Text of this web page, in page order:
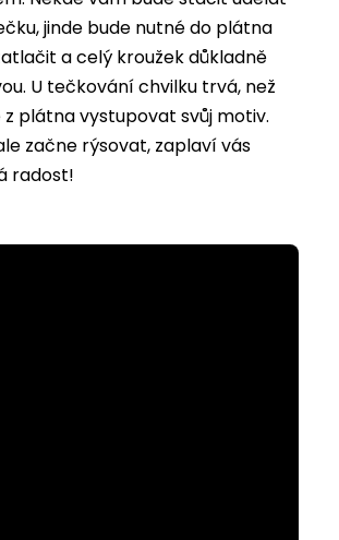
jinde bude nutné do plátna
a celý kroužek důkladně
U tečkování chvilku trvá, než
plátna vystupovat svůj motiv.
začne rýsovat, zaplaví vás
radost!